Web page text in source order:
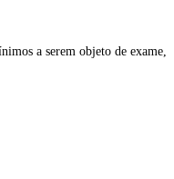
a serem objeto de exame,